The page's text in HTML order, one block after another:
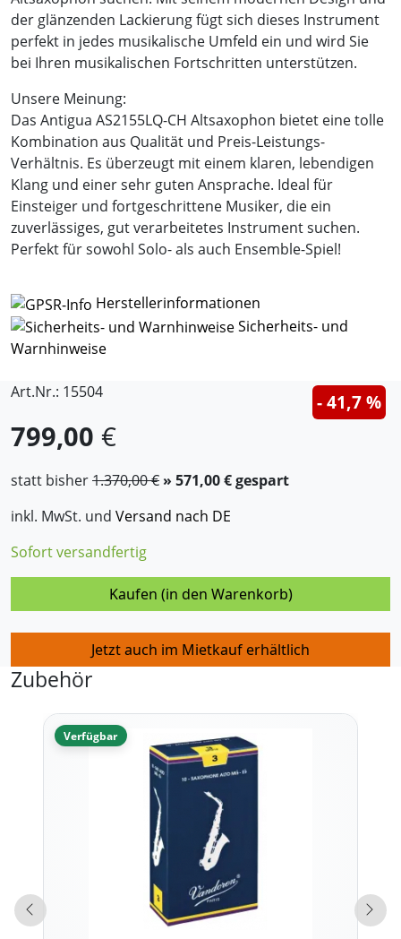
der glänzenden Lackierung fügt sich dieses Instrument
perfekt in jedes musikalische Umfeld ein und wird Sie
bei Ihren musikalischen Fortschritten unterstützen.
Unsere Meinung:
Das Antigua AS2155LQ-CH Altsaxophon bietet eine tolle
Kombination aus Qualität und Preis-Leistungs-
Verhältnis. Es überzeugt mit einem klaren, lebendigen
Klang und einer sehr guten Ansprache. Ideal für
Einsteiger und fortgeschrittene Musiker, die ein
zuverlässiges, gut verarbeitetes Instrument suchen.
Perfekt für sowohl Solo- als auch Ensemble-Spiel!
Herstellerinformationen
Sicherheits- und
Warnhinweise
Art.Nr.: 15504
799,00 €
statt bisher1.370,00 € » 571,00 € gespart
- 41,7 %
inkl. MwSt. und Versand nach DE
Sofort versandfertig
Kaufen (in den Warenkorb)
Jetzt auch im Mietkauf erhältlich
Zubehör
Verfügbar
Vorherige Produkte